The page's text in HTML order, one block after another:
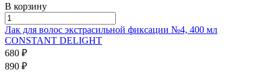
В корзину
Лак для волос экстрасильной фиксации №4, 400 мл
CONSTANT DELIGHT
680 ₽
890 ₽